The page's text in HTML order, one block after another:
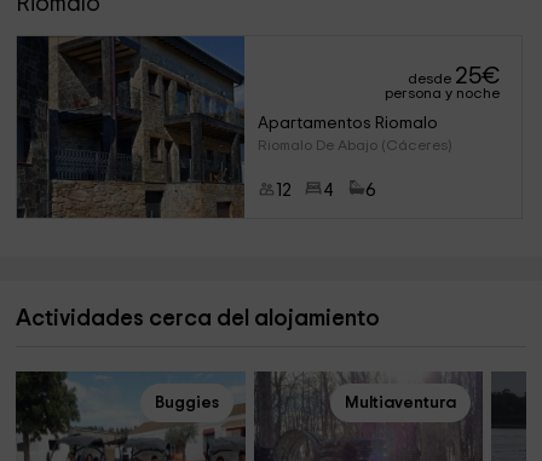
desde 25€
persona y noche
Apartamentos Riomalo
Riomalo De Abajo (Cáceres)
12 4 6
Actividades cerca del alojamiento
Buggies Multiaventura